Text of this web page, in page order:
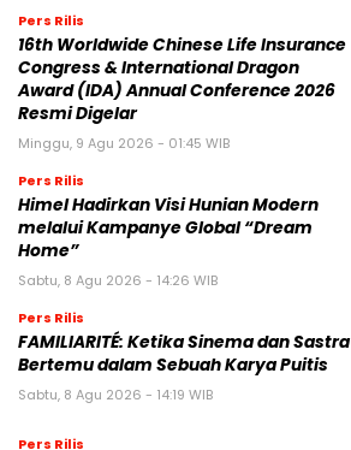
Pers Rilis
16th Worldwide Chinese Life Insurance
Congress & International Dragon
Award (IDA) Annual Conference 2026
Resmi Digelar
Minggu, 9 Agu 2026 - 01:45 WIB
Pers Rilis
Himel Hadirkan Visi Hunian Modern
melalui Kampanye Global “Dream
Home”
Sabtu, 8 Agu 2026 - 14:26 WIB
Pers Rilis
FAMILIARITÉ: Ketika Sinema dan Sastra
Bertemu dalam Sebuah Karya Puitis
Sabtu, 8 Agu 2026 - 14:19 WIB
Pers Rilis